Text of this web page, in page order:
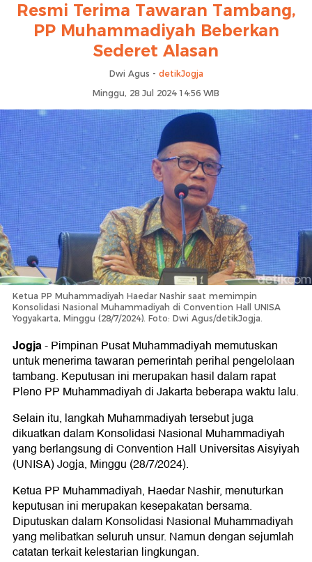
Resmi Terima Tawaran Tambang,
PP Muhammadiyah Beberkan
Sederet Alasan
Dwi Agus - detikJogja
Minggu, 28 Jul 2024 14:56 WIB
Ketua PP Muhammadiyah Haedar Nashir saat memimpin
Konsolidasi Nasional Muhammadiyah di Convention Hall UNISA
Yogyakarta, Minggu (28/7/2024). Foto: Dwi Agus/detikJogja.
Jogja-Pimpinan Pusat Muhammadiyah memutuskan
untuk menerima tawaran pemerintah perihal pengelolaan
tambang. Keputusan ini merupakan hasil dalam rapat
Pleno PP Muhammadiyah di Jakarta beberapa waktu lalu.
Selain itu, langkah Muhammadiyah tersebut juga
dikuatkan dalam Konsolidasi Nasional Muhammadiyah
yang berlangsung di Convention Hall Universitas Aisyiyah
(UNISA) Jogja, Minggu (28/7/2024).
Ketua PP Muhammadiyah, Haedar Nashir, menuturkan
keputusan ini merupakan kesepakatan bersama.
Diputuskan dalam Konsolidasi Nasional Muhammadiyah
yang melibatkan seluruh unsur. Namun dengan sejumlah
catatan terkait kelestarian lingkungan.